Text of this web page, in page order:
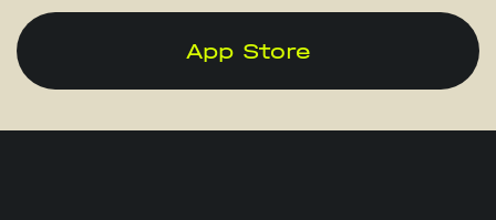
App Store